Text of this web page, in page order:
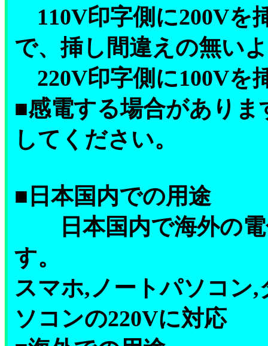
110V印字側に200Vを
で、挿し間違えの無い
220V印字側に100Vを
■感電する場合があり
してください。
■日本国内での用途
日本国内で海外の電
す。
スマホ,ノートパソコン
ソコンの220Vに対応